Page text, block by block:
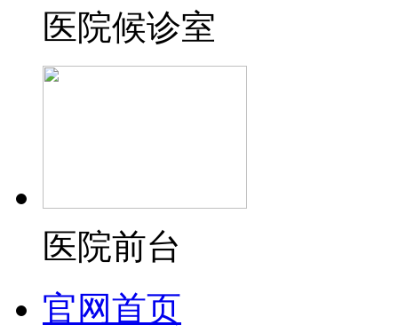
医院候诊室
医院前台
官网首页